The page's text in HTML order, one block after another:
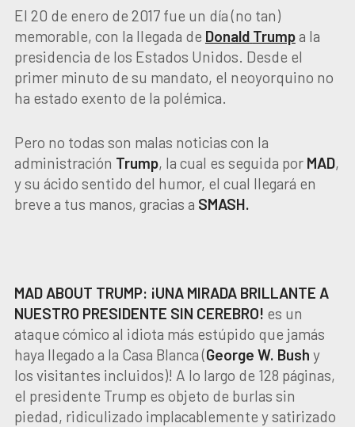
El 20 de enero de 2017 fue un día (no tan)
memorable, con la llegada de Donald Trumpa la
presidencia de los Estados Unidos. Desde el
primer minuto de su mandato, el neoyorquino no
ha estado exento de la polémica.
Pero no todas son malas noticias con la
administración Trump, la cual es seguida por MAD,
y su ácido sentido del humor, el cual llegará en
breve a tus manos, gracias a SMASH.
MAD ABOUT TRUMP: ¡UNA MIRADA BRILLANTE A
NUESTRO PRESIDENTE SIN CEREBRO! es un
ataque cómico al idiota más estúpido que jamás
haya llegado a la Casa Blanca (George W. Bush y
los visitantes incluidos)! A lo largo de 128 páginas,
el presidente Trump es objeto de burlas sin
piedad, ridiculizado implacablemente y satirizado